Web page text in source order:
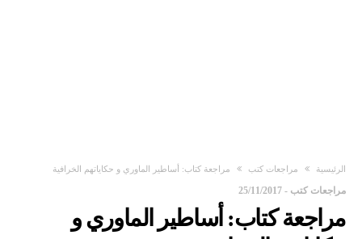
‫الرئيسية‬ مراجعات كتب مراجعة كتاب: أساطير الماوري و حكاياتهم الخرافية
مراجعات كتب -
25/11/2017
مراجعة كتاب: أساطير الماوري و